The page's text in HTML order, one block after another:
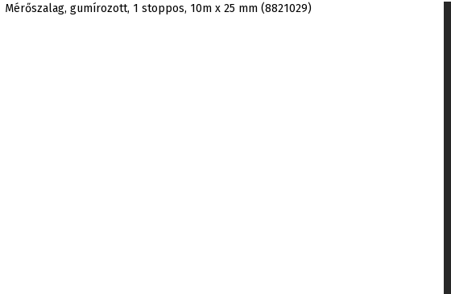
Mérőszalag, gumírozott, 1 stoppos, 10m x 25 mm (8821029)